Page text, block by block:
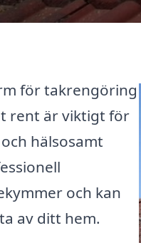
för takrengöring
rent är viktigt för
hälsosamt
och kan
av ditt hem.